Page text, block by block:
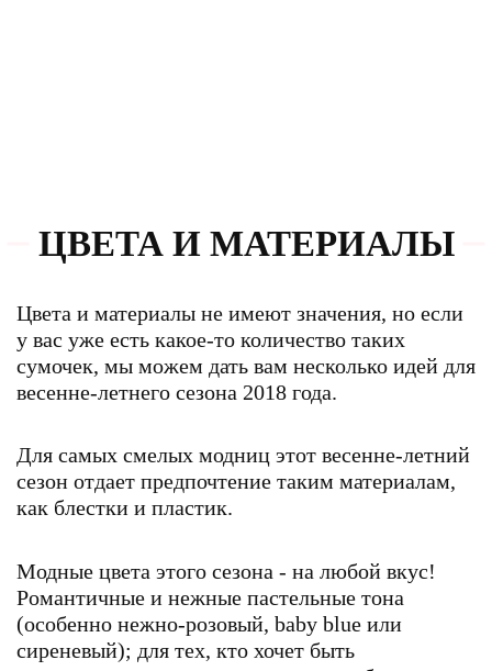
ЦВЕТА И МАТЕРИАЛЫ
Цвета и материалы не имеют значения, но если
у вас уже есть какое-то количество таких
сумочек, мы можем дать вам несколько идей для
весенне-летнего сезона 2018 года.
Для самых смелых модниц этот весенне-летний
сезон отдает предпочтение таким материалам,
как блестки и пластик.
Модные цвета этого сезона - на любой вкус!
Романтичные и нежные пастельные тона
(особенно нежно-розовый, baby blue или
сиреневый); для тех, кто хочет быть